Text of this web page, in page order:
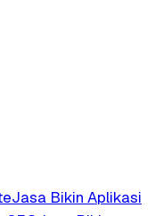
Jasa Bikin Aplikasi